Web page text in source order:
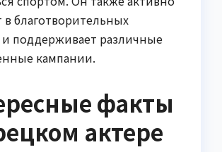
в благотворительных
и поддерживает различные
кампании.
факты
актере